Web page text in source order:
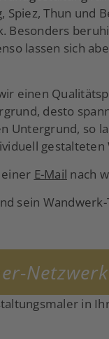
Spiez, Thun und
Besonders
lassen sich
einen
desto
Untergrund, so
einer E-Mail nach
sein
Netzwerk
in